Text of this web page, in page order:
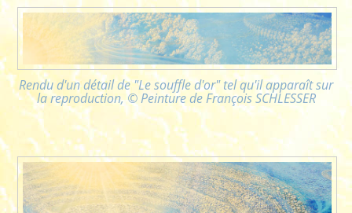
Rendu d'un détail de "Le souffle d'or" tel qu'il apparaît sur
la reproduction, © Peinture de François SCHLESSER